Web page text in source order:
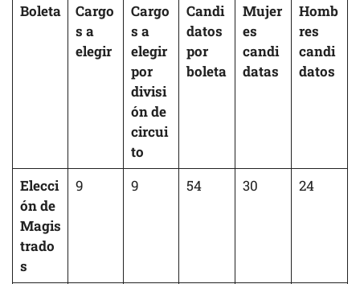
Boleta
Cargo
s a
elegir
Cargo
s a
elegir
por
divisi
ón de
circui
to
Candi
datos
por
boleta
Mujer
es
candi
datas
Homb
res
candi
datos
Elecci
ón de
Magis
trado
s
9 9 54 30 24